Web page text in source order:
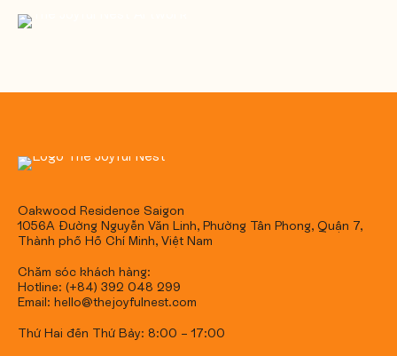
Oakwood Residence Saigon
1056A Đường Nguyễn Văn Linh, Phường Tân Phong, Quận 7,
Thành phố Hồ Chí Minh, Việt Nam
Chăm sóc khách hàng:
Hotline: (+84) 392 048 299
Email: hello@thejoyfulnest.com
Thứ Hai đến Thứ Bảy: 8:00 – 17:00